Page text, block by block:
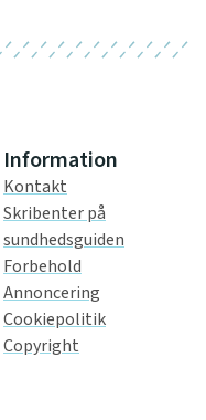
Information
Kontakt
Skribenter på
sundhedsguiden
Forbehold
Annoncering
Cookiepolitik
Copyright